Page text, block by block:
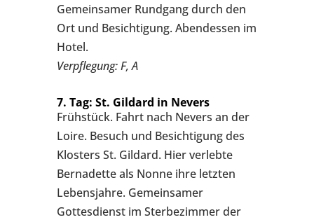
Gemeinsamer Rundgang durch den
Ort und Besichtigung. Abendessen im
Hotel.
Verpflegung: F, A
7. Tag: St. Gildard in Nevers
Frühstück. Fahrt nach Nevers an der
Loire. Besuch und Besichtigung des
Klosters St. Gildard. Hier verlebte
Bernadette als Nonne ihre letzten
Lebensjahre. Gemeinsamer
Gottesdienst im Sterbezimmer der